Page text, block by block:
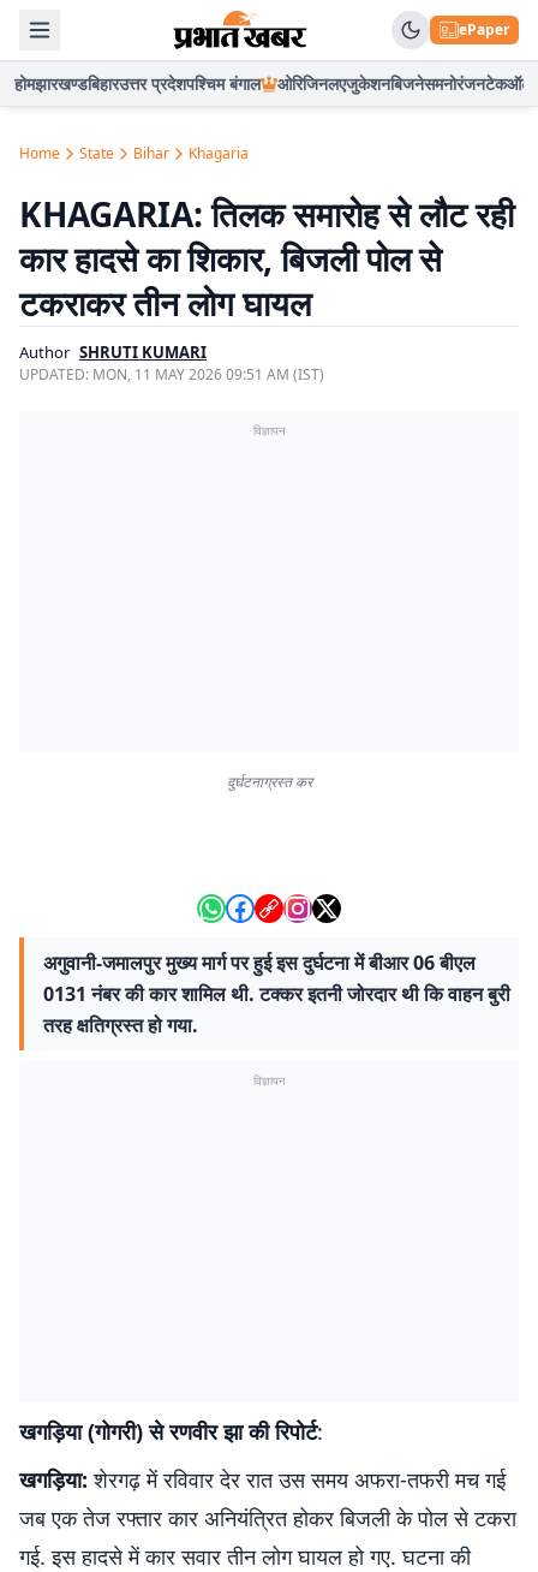
ePaper
होमझारखण्डबिहारउत्तर प्रदेशपश्चिम बंगाल ओरिजिनलएजुकेशनबिजनेसमनोरंजनटेकऑटो
Home State Bihar Khagaria
KHAGARIA: तिलक समारोह से लौट रही
कार हादसे का शिकार, बिजली पोल से
टकराकर तीन लोग घायल
Author SHRUTI KUMARI
UPDATED: MON, 11 MAY 2026 09:51 AM (IST)
विज्ञापन
दुर्घटनाग्रस्त कर
अगुवानी-जमालपुर मुख्य मार्ग पर हुई इस दुर्घटना में बीआर 06 बीएल
0131 नंबर की कार शामिल थी. टक्कर इतनी जोरदार थी कि वाहन बुरी
तरह क्षतिग्रस्त हो गया.
विज्ञापन
खगड़िया (गोगरी) से रणवीर झा की रिपोर्ट:
खगड़िया: शेरगढ़ में रविवार देर रात उस समय अफरा-तफरी मच गई
जब एक तेज रफ्तार कार अनियंत्रित होकर बिजली के पोल से टकरा
गई. इस हादसे में कार सवार तीन लोग घायल हो गए. घटना की